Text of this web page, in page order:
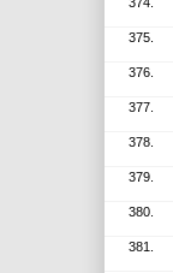
375.
376.
377.
378.
379.
380.
381.